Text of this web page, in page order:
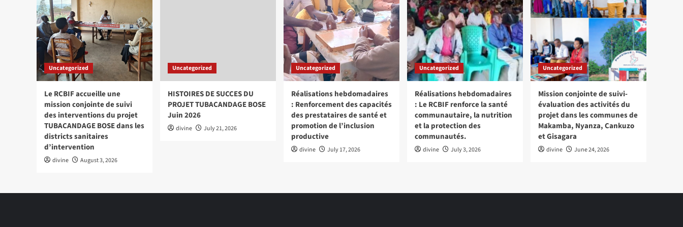
Uncategorized
Le RCBIF accueille une
mission conjointe de suivi
des interventions du projet
TUBACANDAGE BOSE dans les
districts sanitaires
d’intervention
divine August 3, 2026
Uncategorized
HISTOIRES DE SUCCES DU
PROJET TUBACANDAGE BOSE
Juin 2026
divine July 21, 2026
Uncategorized
Réalisations hebdomadaires
: Renforcement des capacités
des prestataires de santé et
promotion de l’inclusion
productive
divine July 17, 2026
Uncategorized
Réalisations hebdomadaires
: Le RCBIF renforce la santé
communautaire, la nutrition
et la protection des
communautés.
divine July 3, 2026
Uncategorized
Mission conjointe de suivi-
évaluation des activités du
projet dans les communes de
Makamba, Nyanza, Cankuzo
et Gisagara
divine June 24, 2026